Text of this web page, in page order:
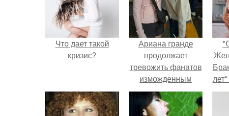
Что дает такой
кризис?
Ариана гранде
продолжает
тревожить фанатов
изможденным
Видом.